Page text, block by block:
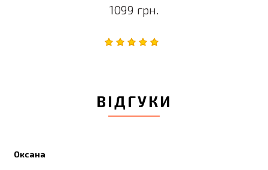
1099 грн.
ВІДГУКИ
Оксана